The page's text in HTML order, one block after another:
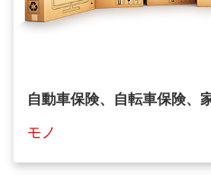
自動車保険、自転車保険、
モノ